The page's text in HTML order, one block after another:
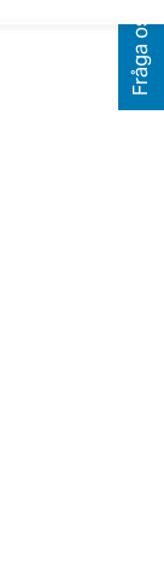
Fråga oss